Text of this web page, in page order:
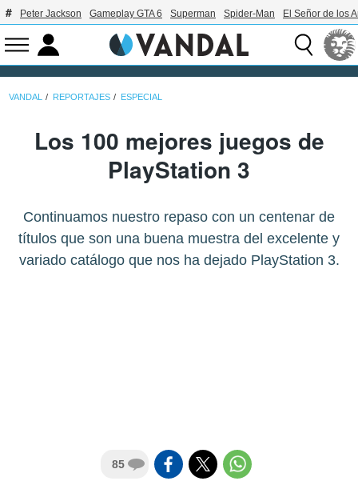
Peter Jackson Gameplay GTA 6 Superman Spider-Man El Señor de los
VANDAL REPORTAJES ESPECIAL
Los 100 mejores juegos de
PlayStation 3
Continuamos nuestro repaso con un centenar de
títulos que son una buena muestra del excelente y
variado catálogo que nos ha dejado PlayStation 3.
85